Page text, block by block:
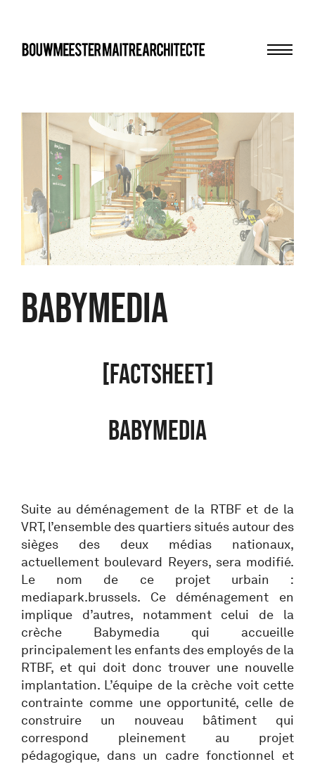
bma
BABYMEDIA
[FACTSHEET]
BABYMEDIA
Suite au déménagement de la RTBF et de la
VRT, l’ensemble des quartiers situés autour des
sièges des deux médias nationaux,
actuellement boulevard Reyers, sera modifié.
Le nom de ce projet urbain :
mediapark.brussels. Ce déménagement en
implique d’autres, notamment celui de la
crèche Babymedia qui accueille
principalement les enfants des employés de la
RTBF, et qui doit donc trouver une nouvelle
implantation. L’équipe de la crèche voit cette
contrainte comme une opportunité, celle de
construire un nouveau bâtiment qui
correspond pleinement au projet
pédagogique, dans un cadre fonctionnel et